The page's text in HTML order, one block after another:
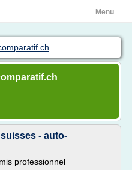
Menu
- auto-
professionnel